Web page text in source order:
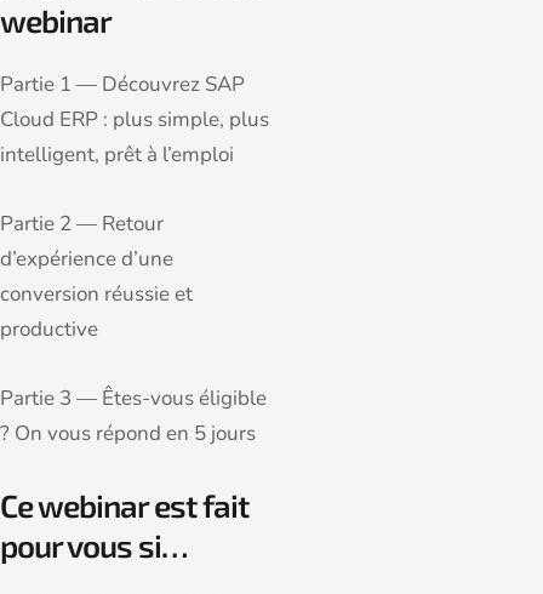
webinar
Partie 1 — Découvrez SAP
Cloud ERP : plus simple, plus
intelligent, prêt à l’emploi
Partie 2 — Retour
d’expérience d’une
conversion réussie et
productive
Partie 3 — Êtes-vous éligible
? On vous répond en 5 jours
Ce webinar est fait
pour vous si…